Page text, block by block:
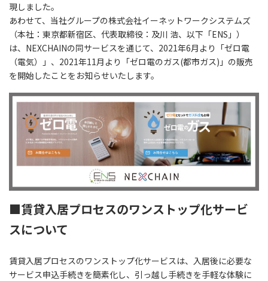
現しました。
あわせて、当社グループの株式会社イーネットワークシステムズ
（本社：東京都新宿区、代表取締役：及川 浩、以下「ENS」）
は、NEXCHAINの同サービスを通じて、2021年6月より「ゼロ電
（電気）」、2021年11月より「ゼロ電のガス(都市ガス)」の販売
を開始したことをお知らせいたします。
■賃貸入居プロセスのワンストップ化サービ
スについて
賃貸入居プロセスのワンストップ化サービスは、入居後に必要な
サービス申込手続きを簡素化し、引っ越し手続きを手軽な体験に